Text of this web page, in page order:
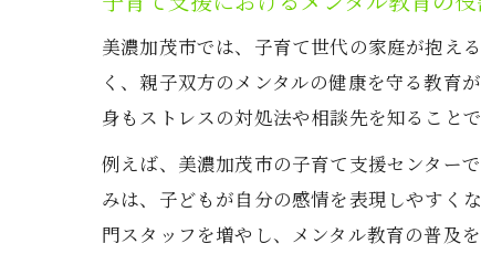
美濃加茂市では、子育て世代の家庭が抱え
く、親子双方のメンタルの健康を守る教育
身もストレスの対処法や相談先を知ること
例えば、美濃加茂市の子育て支援センター
みは、子どもが自分の感情を表現しやすく
門スタッフを増やし、メンタル教育の普及